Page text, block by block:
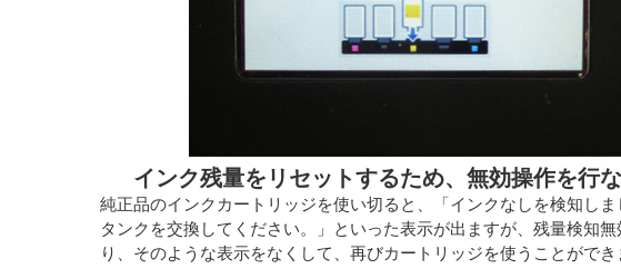
インク残量をリセットするため、無効操作を行
純正品のインクカートリッジを使い切ると、「インクなしを検知しま
タンクを交換してください。」といった表示が出ますが、残量検知無
り、そのような表示をなくして、再びカートリッジを使うことができ